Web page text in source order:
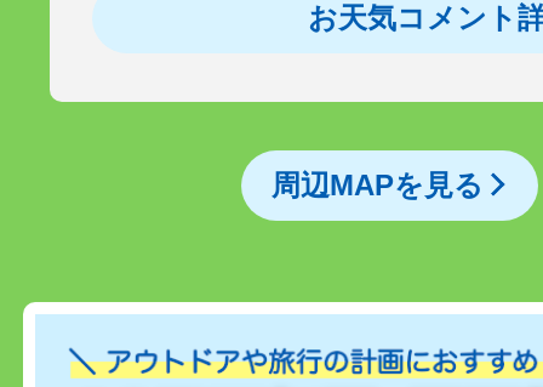
お天気コメント
周辺MAPを見る